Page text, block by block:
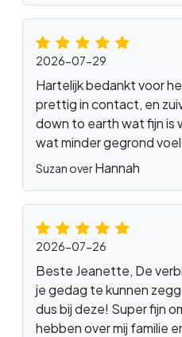
2026-07-29
Hartelijk bedankt voor
prettig in contact, en
down to earth wat fijn is
wat minder gegrond
Suzan overHannah
2026-07-26
Beste Jeanette, De
je gedag te kunnen
dus bij deze! Super fijn
hebben over mij familie